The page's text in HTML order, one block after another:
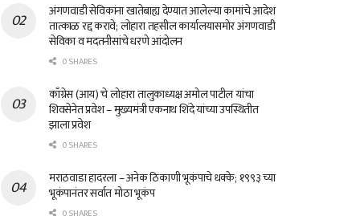
अंगणवाडी सेविकांना खातेबाह्य देण्यात आलेल्या कामांचे आदेश
तात्काळ रद्द करावे; लोहारा तहसील कार्यालयासमोर अंगणवाडी
सेविका व मदतनीसांचे धरणे आंदोलन
0 SHARES
काँग्रेस (आय) चे लोहारा तालुकाध्यक्ष अमोल पाटील यांचा
शिवसेनेत प्रवेश – मुख्यमंत्री एकनाथ शिंदे यांच्या उपस्थितीत
झाला प्रवेश
0 SHARES
मराठवाडा हादरला – अनेक ठिकाणी भूकंपाचे धक्के; १९९३ च्या
भूकंपानंतर सर्वात मोठा भूकंप